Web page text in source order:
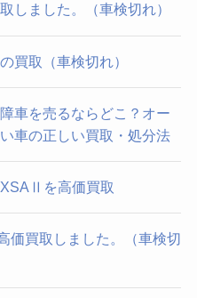
しました。（車検切れ）
買取（車検切れ）
車を売るならどこ？オー
車の正しい買取・処分法
を高価買取
価買取しました。（車検切